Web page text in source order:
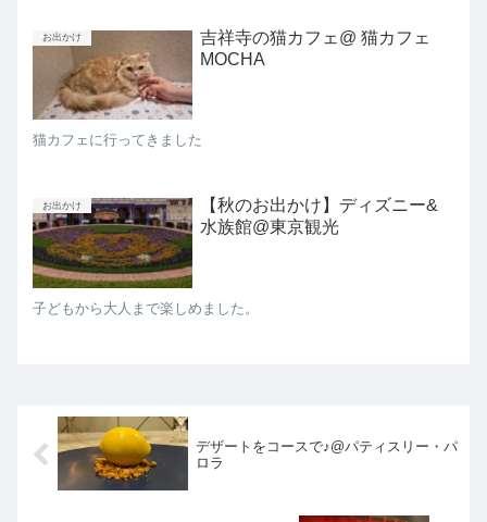
お出かけ
吉祥寺の猫カフェ@ 猫カフェ
MOCHA
猫カフェに行ってきました
お出かけ
【秋のお出かけ】ディズニー&
水族館@東京観光
子どもから大人まで楽しめました。
デザートをコースで♪@パティスリー・パ
ロラ